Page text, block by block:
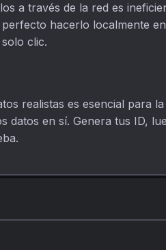
a través de la red es
hacerlo localmente
clic.
realistas es esencial para
datos en sí. Genera tus ID,